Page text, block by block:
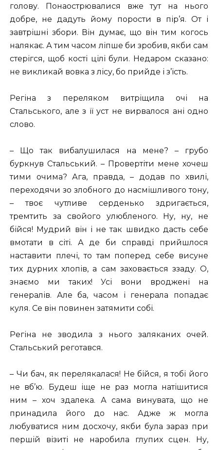
голову. Понаострювалися вже тут на нього
добре, не дадуть йому порости в пір’я. От і
завтрішні збори. Він думає, що він тим когось
налякає. А тим часом ліпше би зробив, якби сам
стерігся, щоб кості цілі були. Недаром сказано:
не викликай вовка з лісу, бо прийде і з’їсть.
Регіна з переляком витріщила очі на
Стальського, але з її уст не вирвалося ані одно
слово.
– Що так вибалушилася на мене? – грубо
буркнув Стальський. – Провертіти мене хочеш
тими очима? Ага, правда, – додав по хвилі,
переходячи зо злобного до насмішливого тону,
– твоє чутливе серденько здригається,
тремтить за свойого улюбленого. Ну, ну, не
бійся! Мудрий він і не так швидко дасть себе
вмотати в сіті. А де би справді прийшлося
наставити плечі, то там поперед себе висуне
тих дурних хлопів, а сам заховається ззаду. О,
знаємо ми таких! Усі вони вроджені на
генералів. Але ба, часом і генерала попадає
куля. Се він повинен затямити собі.
Регіна не зводила з нього заляканих очей.
Стальський реготався.
– Чи бач, як перелякалася! Не бійся, я тобі його
не вб’ю. Будеш іще не раз могла натішитися
ним – хоч здалека. А сама винувата, що не
принадила його до нас. Адже ж могла
любуватися ним досхочу, якби була зараз при
першій візиті не наробила глупих сцен. Ну,